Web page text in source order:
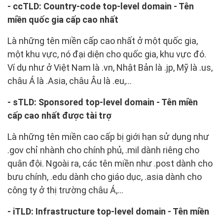
- ccTLD: Country-code top-level domain - Tên
miền quốc gia cấp cao nhất
Là những tên miền cấp cao nhất ở một quốc gia,
một khu vực, nó đại diện cho quốc gia, khu vực đó.
Ví dụ như ở Việt Nam là .vn, Nhật Bản là .jp, Mỹ là .us,
châu Á là .Asia, châu Âu là .eu,...
- sTLD: Sponsored top-level domain - Tên miền
cấp cao nhất được tài trợ
Là những tên miền cao cấp bị giới hạn sử dụng như
.gov chỉ nhành cho chính phủ, .mil dành riêng cho
quân đội. Ngoài ra, các tên miền như .post dành cho
bưu chính, .edu dành cho giáo dục, .asia dành cho
công ty ở thị trường châu Á,...
- iTLD: Infrastructure top-level domain - Tên miền